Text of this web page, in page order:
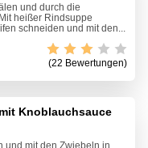
und durch die
heißer Rindsuppe
schneiden und mit den...
(22 Bewertungen)
Knoblauchsauce